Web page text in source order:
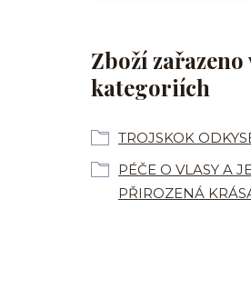
Zboží zařazeno
kategoriích
TROJSKOK
PÉČE O VLASY A
PŘIROZENÁ